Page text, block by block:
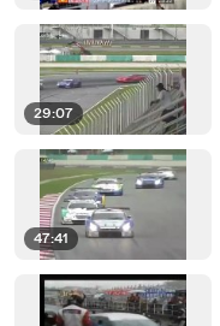
29:07
47:41